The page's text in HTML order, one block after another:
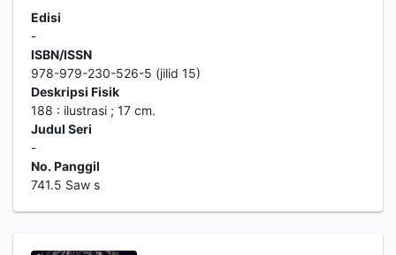
Edisi
-
ISBN/ISSN
978-979-230-526-5 (jilid 15)
Deskripsi Fisik
188 : ilustrasi ; 17 cm.
Judul Seri
-
No. Panggil
741.5 Saw s